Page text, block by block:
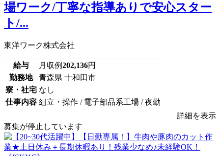
場ワーク/丁寧な指導ありで安心スター
ト/...
東洋ワーク株式会社
給与 月収例202,136円
勤務地
青森県 十和田市
寮・社宅 なし
仕事内容 組立・操作 / 電子部品系工場 / 夜勤
詳細を表示
募集が停止しています